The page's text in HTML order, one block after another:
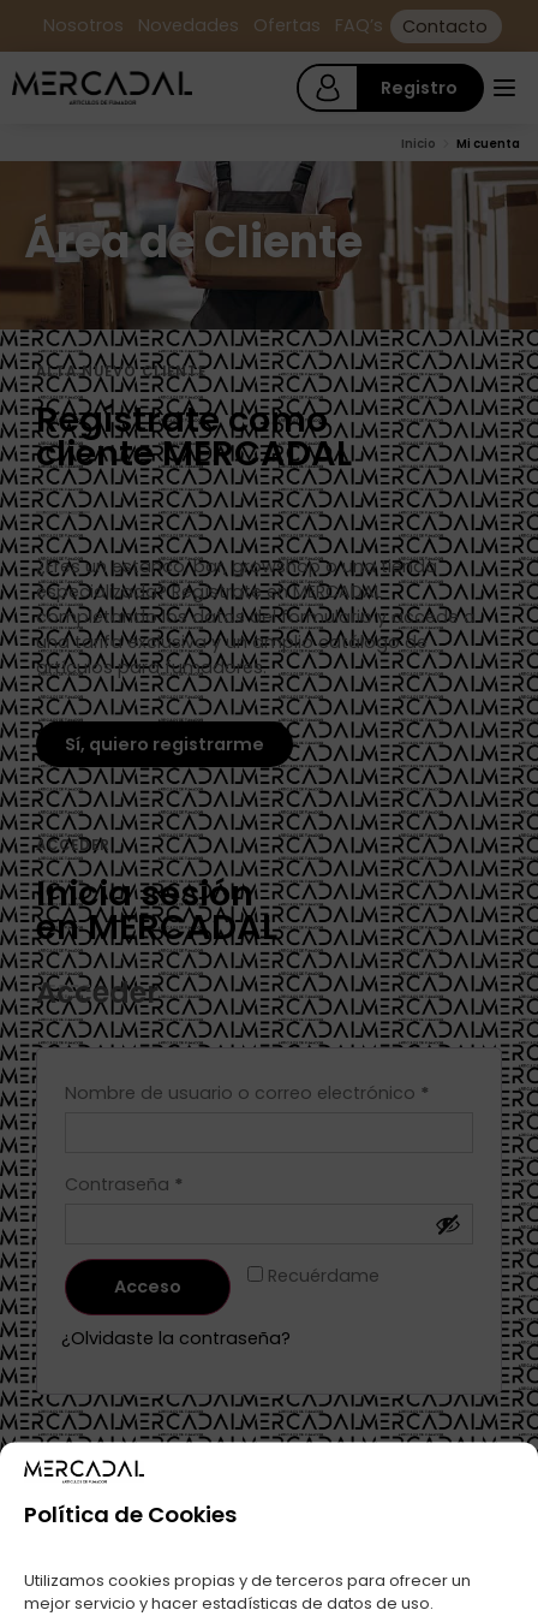
Política de Cookies
Utilizamos cookies propias y de terceros para ofrecer un
mejor servicio y hacer estadísticas de datos de uso.
Nosotros Novedades Ofertas FAQ’s Contacto
Registro
Inicio Mi cuenta
Área de Cliente
ALTA NUEVO CLIENTE
Regístrate como
cliente MERCADAL
¿Eres un estanco, bar, growshop o una tienda
especializada? Regístrate en MERCADAL
completando los datos del formulario y accede a
una tarifa exclusiva y un amplio catálogo de
artículos para fumadores.
Sí, quiero registrarme
ACCEDER
Inicia sesión
en MERCADAL
Acceder
Nombre de usuario o correo electrónico *
Contraseña *
Recuérdame
Acceso
¿Olvidaste la contraseña?